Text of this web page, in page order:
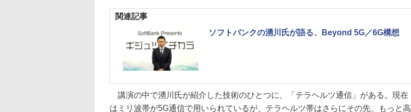
関連記事
ソフトバンクの湧川氏が語る、Beyond 5G／6G構想
講演の中で湧川氏が紹介した技術のひとつに、「テラヘルツ通信」がある。現在
はミリ波帯が5G通信で用いられているが、テラヘルツ帯はさらにその先、もっと高